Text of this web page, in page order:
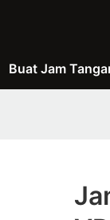
Buat Jam